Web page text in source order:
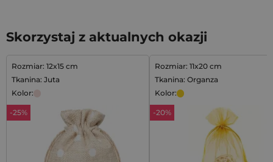
Skorzystaj z aktualnych okazji
Rozmiar: 12x15 cm
Tkanina: Juta
Kolor:
-25%
Rozmiar: 11x20 cm
Tkanina: Organza
Kolor:
-20%